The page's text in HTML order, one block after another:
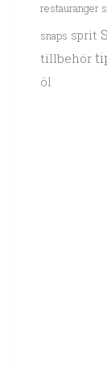
restauranger
snaps sprit
tillbehör
öl